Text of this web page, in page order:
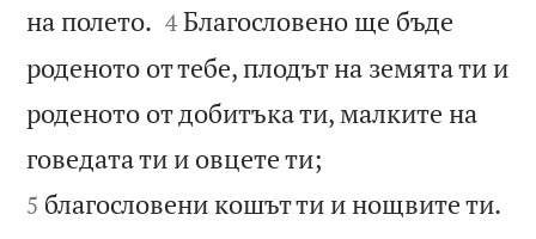
на полето. 

4 Благословено ще бъде
роденото от тебе, плодът на земята ти и
роденото от добитъка ти, малките на
говедата ти и овцете ти;
5 благословени кошът ти и нощвите ти.